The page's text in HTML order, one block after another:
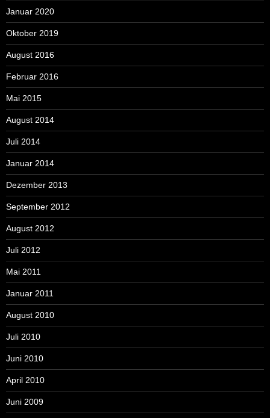
Januar 2020
Oktober 2019
August 2016
Februar 2016
Mai 2015
August 2014
Juli 2014
Januar 2014
Dezember 2013
September 2012
August 2012
Juli 2012
Mai 2011
Januar 2011
August 2010
Juli 2010
Juni 2010
April 2010
Juni 2009